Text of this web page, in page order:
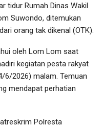
tidur Rumah Dinas Wakil
Suwondo, ditemukan
orang tak dikenal (OTK).
oleh Lom Lom saat
kegiatan pesta rakyat
6/2026) malam. Temuan
mendapat perhatian
Polresta